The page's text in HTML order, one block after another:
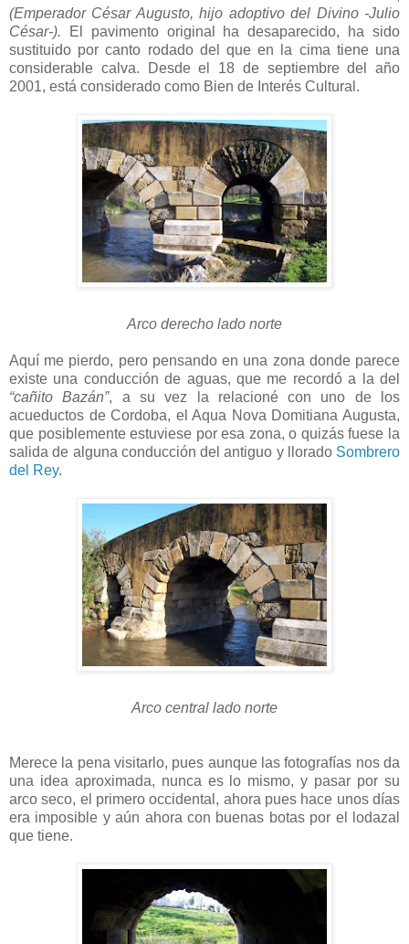
(Emperador César Augusto, hijo adoptivo del Divino -Julio
César-). El pavimento original ha desaparecido, ha sido
sustituido por canto rodado del que en la cima tiene una
considerable calva. Desde el 18 de septiembre del año
2001, está considerado como Bien de Interés Cultural.
Arco derecho lado norte
Aquí me pierdo, pero pensando en una zona donde parece
existe una conducción de aguas, que me recordó a la del
“cañito Bazán”, a su vez la relacioné con uno de los
acueductos de Cordoba, el Aqua Nova Domitiana Augusta,
que posiblemente estuviese por esa zona, o quizás fuese la
salida de alguna conducción del antiguo y llorado Sombrero
del Rey.
Arco central lado norte
Merece la pena visitarlo, pues aunque las fotografías nos da
una idea aproximada, nunca es lo mismo, y pasar por su
arco seco, el primero occidental, ahora pues hace unos días
era imposible y aún ahora con buenas botas por el lodazal
que tiene.